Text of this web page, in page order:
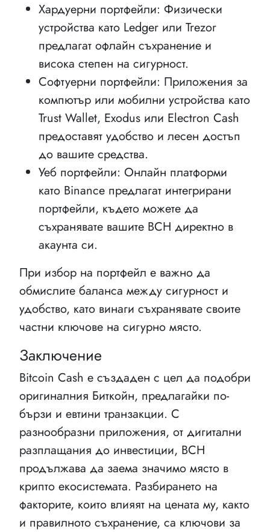
Хардуерни портфейли: Физически
устройства като Ledger или Trezor
предлагат офлайн съхранение и
висока степен на сигурност.
Софтуерни портфейли: Приложения за
компютър или мобилни устройства като
Trust Wallet, Exodus или Electron Cash
предоставят удобство и лесен достъп
до вашите средства.
Уеб портфейли: Онлайн платформи
като Binance предлагат интегрирани
портфейли, където можете да
съхранявате вашите BCH директно в
акаунта си.
При избор на портфейл е важно да
обмислите баланса между сигурност и
удобство, като винаги съхранявате своите
частни ключове на сигурно място.
Заключение
Bitcoin Cash е създаден с цел да подобри
оригиналния Биткойн, предлагайки по-
бързи и евтини транзакции. С
разнообразни приложения, от дигитални
разплащания до инвестиции, BCH
продължава да заема значимо място в
крипто екосистемата. Разбирането на
факторите, които влияят на цената му, както
и правилното съхранение, са ключови за